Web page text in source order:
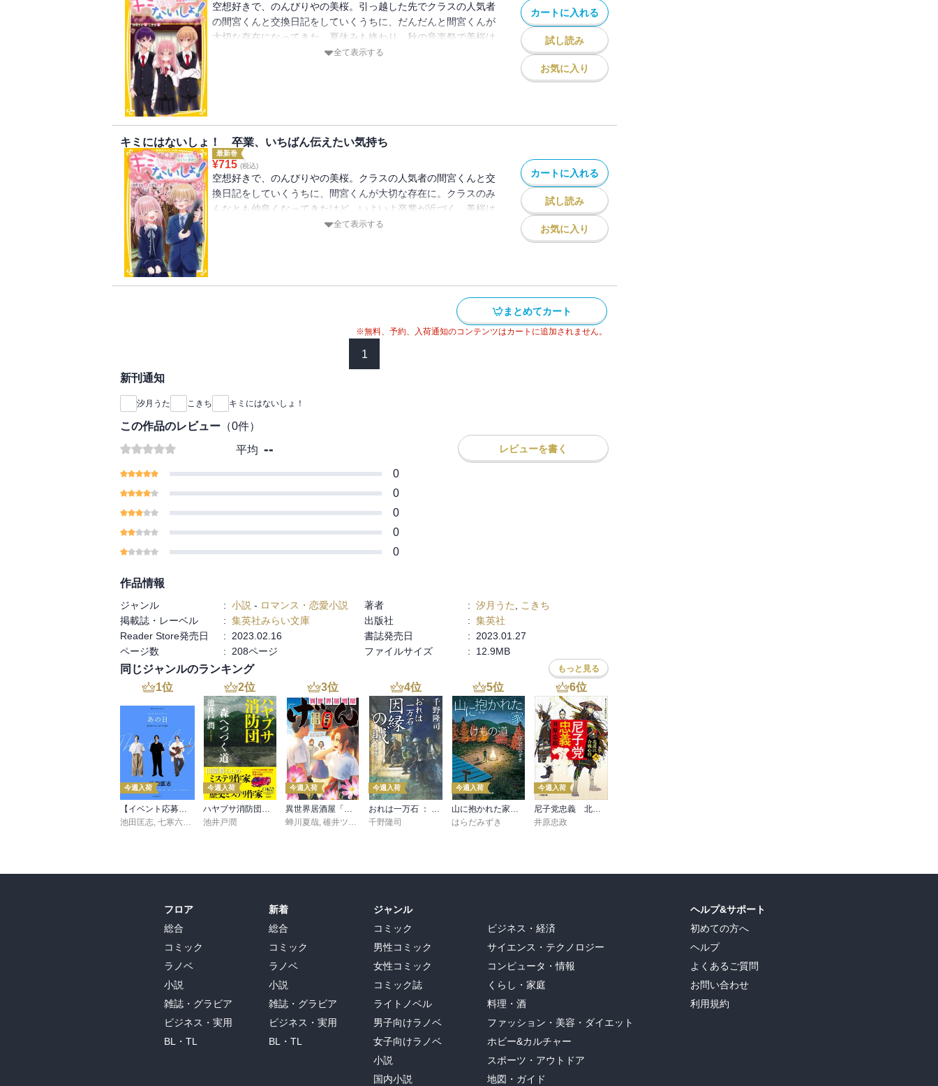
空想好きで、のんびりやの美桜。引っ越した先でクラスの人気者
の間宮くんと交換日記をしていくうちに、だんだんと間宮くんが
大切な存在になってきた。夏休みも終わり、秋の音楽祭で美桜は
リコーダーのパートリーダーに立候補！ なかなかうまくいかな
全て表示する
カートに入れる
試し読み
お気に入り
キミにはないしょ！ 卒業、いちばん伝えたい気持ち
最新巻
¥715 (税込)
空想好きで、のんびりやの美桜。クラスの人気者の間宮くんと交
換日記をしていくうちに、間宮くんが大切な存在に。クラスのみ
んなとも仲良くなってきたけど、いよいよ卒業が近づく。美桜は
これからどうなっていくのか、ちょっぴり不安になっ
全て表示する
カートに入れる
試し読み
お気に入り
まとめてカート
※無料、予約、入荷通知のコンテンツはカートに追加されません。
1
新刊通知
汐月うた こきち キミにはないしょ！
この作品のレビュー （0件）
平均 -- レビューを書く
0
0
0
0
0
作品情報
ジャンル : 小説 - ロマンス・恋愛小説 著者 : 汐月うた
こきち
掲載誌・レーベル
: 集英社みらい文庫 出版社 : 集英社
Reader Store発売日
: 2023.02.16 書誌発売日 :
2023.01.27
ページ数
: 208ページ ファイルサイズ : 12.9MB
同じジャンルのランキング もっと見る
1位
今週入荷
【イベント応募シリアルコード付】池田匡志出演・オーディオフォトブック「あの日」SPECIAL EDITION（音声／動画付）
池田匡志, 七寒六温 konoko58,
2位
今週入荷
ハヤブサ消防団 森へつづく道
池井戸潤
3位
今週入荷
異世界居酒屋「げん」三杯目
蝉川夏哉,碓井ツカサ
4位
今週入荷
おれは一万石 ： 38 因縁の賊
千野隆司
5位
今週入荷
山に抱かれた家 けもの道
はらだみずき
6位
今週入荷
尼子党忠義 北近江合戦心得〈八〉
井原忠政
フロア
総合
コミック
ラノベ
小説
雑誌・グラビア
ビジネス・実用
BL・TL
新着
総合
コミック
ラノベ
小説
雑誌・グラビア
ビジネス・実用
BL・TL
ジャンル
コミック
男性コミック
女性コミック
コミック誌
ライトノベル
男子向けラノベ
女子向けラノベ
小説
国内小説
ビジネス・経済
サイエンス・テクノロジー
コンピュータ・情報
くらし・家庭
料理・酒
ファッション・美容・ダイエット
ホビー&カルチャー
スポーツ・アウトドア
地図・ガイド
ヘルプ&サポート
初めての方へ
ヘルプ
よくあるご質問
お問い合わせ
利用規約